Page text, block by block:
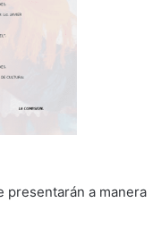
presentarán a manera